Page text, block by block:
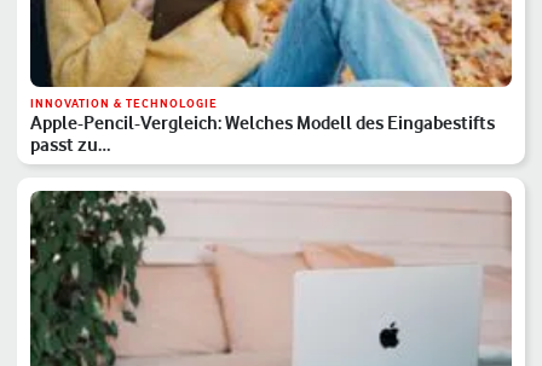
INNOVATION & TECHNOLOGIE
Apple-Pencil-Vergleich: Welches Modell des Eingabestifts
passt zu…